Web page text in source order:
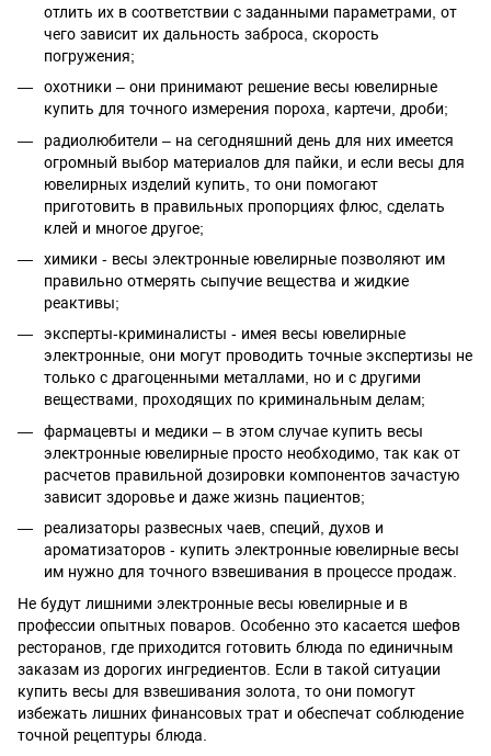
отлить их в соответствии с заданными параметрами, от
чего зависит их дальность заброса, скорость
погружения;
охотники – они принимают решение весы ювелирные
купить для точного измерения пороха, картечи, дроби;
радиолюбители – на сегодняшний день для них имеется
огромный выбор материалов для пайки, и если весы для
ювелирных изделий купить, то они помогают
приготовить в правильных пропорциях флюс, сделать
клей и многое другое;
химики - весы электронные ювелирные позволяют им
правильно отмерять сыпучие вещества и жидкие
реактивы;
эксперты-криминалисты - имея весы ювелирные
электронные, они могут проводить точные экспертизы не
только с драгоценными металлами, но и с другими
веществами, проходящих по криминальным делам;
фармацевты и медики – в этом случае купить весы
электронные ювелирные просто необходимо, так как от
расчетов правильной дозировки компонентов зачастую
зависит здоровье и даже жизнь пациентов;
реализаторы развесных чаев, специй, духов и
ароматизаторов - купить электронные ювелирные весы
им нужно для точного взвешивания в процессе продаж.
Не будут лишними электронные весы ювелирные и в
профессии опытных поваров. Особенно это касается шефов
ресторанов, где приходится готовить блюда по единичным
заказам из дорогих ингредиентов. Если в такой ситуации
купить весы для взвешивания золота, то они помогут
избежать лишних финансовых трат и обеспечат соблюдение
точной рецептуры блюда.